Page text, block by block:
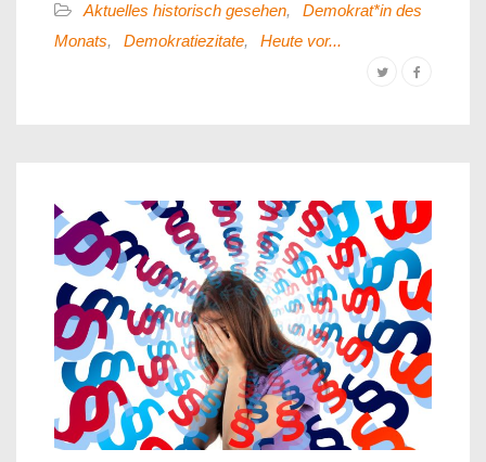
Aktuelles historisch gesehen,
Demokrat*in des
Monats, Demokratiezitate, Heute vor...